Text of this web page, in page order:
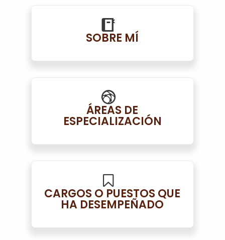
SOBRE MÍ
ÁREAS DE
ESPECIALIZACIÓN
CARGOS O PUESTOS QUE
HA DESEMPEÑADO